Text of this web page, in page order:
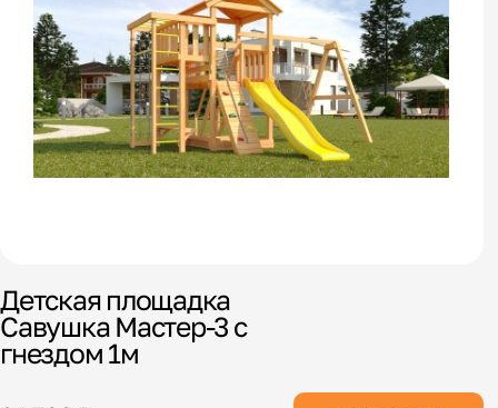
Детская площадка
Савушка Мастер-3 с
гнездом 1м